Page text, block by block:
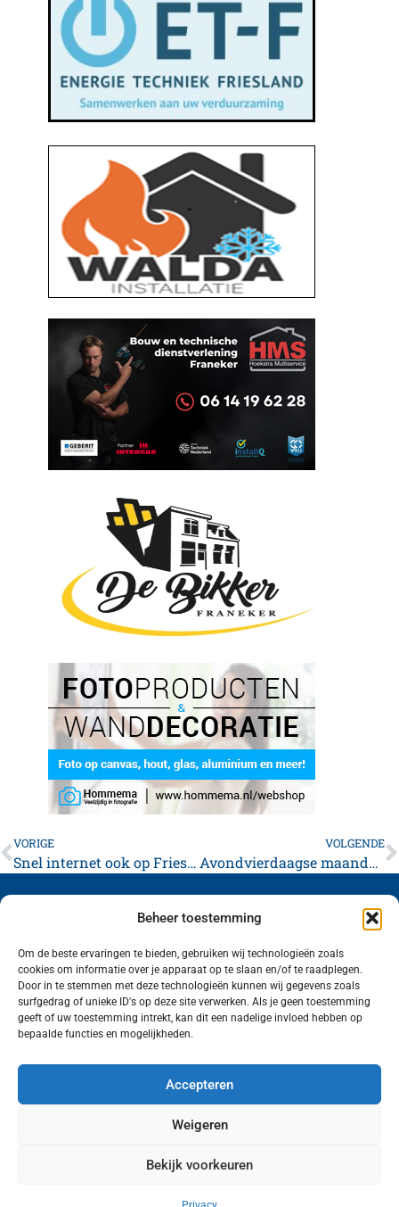
Beheer toestemming
Om de beste ervaringen te bieden, gebruiken wij technologieën zoals
cookies om informatie over je apparaat op te slaan en/of te raadplegen.
Door in te stemmen met deze technologieën kunnen wij gegevens zoals
surfgedrag of unieke ID's op deze site verwerken. Als je geen toestemming
geeft of uw toestemming intrekt, kan dit een nadelige invloed hebben op
bepaalde functies en mogelijkheden.
Accepteren
Weigeren
Bekijk voorkeuren
VORIGE
Snel internet ook op Fries platteland
VOLGENDE
Avondvierdaagse maandag van start
Volg ons (hierboven) op social media!
Wij van FranekerActueel.nl verzorgen het nieuws